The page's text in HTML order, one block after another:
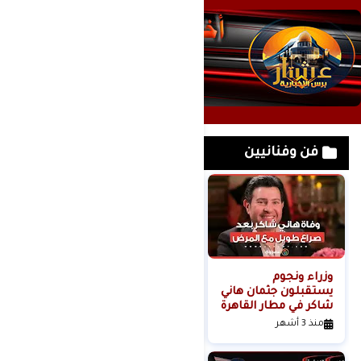
فن وفنانيين
وزراء ونجوم
يستقبلون جثمان هاني
شاكر في مطار القاهرة
منذ 3 أشهر